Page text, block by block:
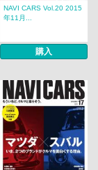
NAVI CARS Vol.20 2015
年11月...
購入